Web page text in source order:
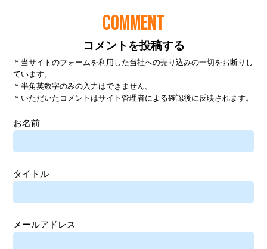
COMMENT
コメントを投稿する
＊当サイトのフォームを利用した当社への売り込みの一切をお断りし
ています。
＊半角英数字のみの入力はできません。
＊いただいたコメントはサイト管理者による確認後に反映されます。
お名前
タイトル
メールアドレス